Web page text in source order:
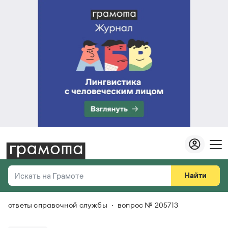
Искать на Грамоте
Справочная служба
Найти
Везде
ответы справочной службы вопрос № 205713